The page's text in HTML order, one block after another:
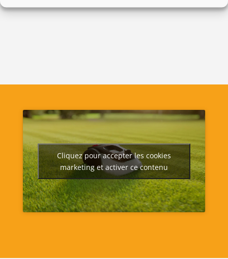
Cliquez pour accepter les cookies
marketing et activer ce contenu